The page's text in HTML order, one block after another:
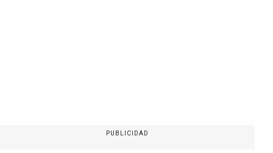
PUBLICIDAD